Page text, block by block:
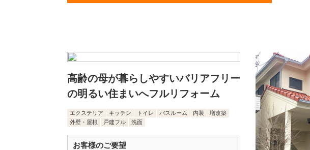
高齢の母が暮らしやすいバリアフリー
の明るい住まいへフルリフォーム
エクステリア キッチン トイレ バスルーム 内装
増改築
外壁・屋根
戸建フル 洗面
お客様のご要望